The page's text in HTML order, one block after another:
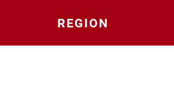
REGION